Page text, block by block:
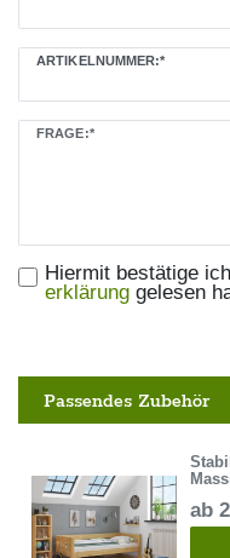
ARTIKELNUMMER:*
FRAGE:*
Hiermit bestätige
erklärunggelesen
Passendes Zubehör
ab